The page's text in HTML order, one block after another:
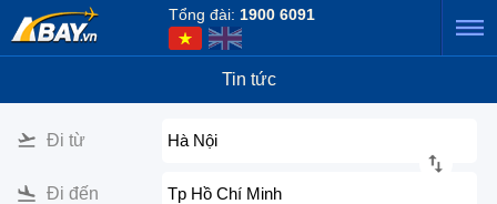
Tổng đài: 1900 6091
Tin tức
Đi từ Hà Nội
Đi đến Tp Hồ Chí Minh